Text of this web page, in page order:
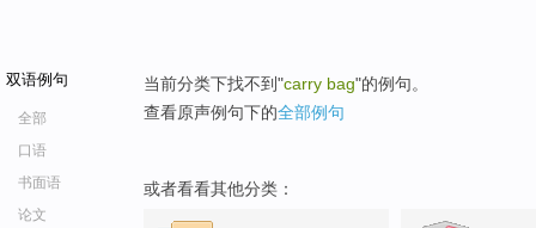
双语例句
全部
口语
书面语
论文
当前分类下找不到"carry bag"的例句。
查看原声例句下的全部例句
或者看看其他分类：